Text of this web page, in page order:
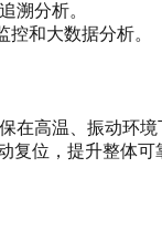
溯分析。
和大数据分析。
在高温、振动环境
复位，提升整体可